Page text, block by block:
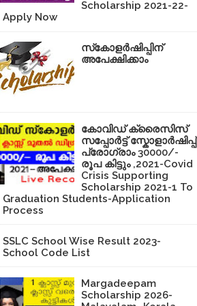
Scholarship 2021-22-
Apply Now
സ്‌കോളർഷിപ്പിന്
അപേക്ഷിക്കാം
കോവിഡ് ക്രൈസിസ്
സപ്പോർട്ട് സ്കോളാർഷിപ്പ്
പ്രോഗ്രാം 30000/-
രൂപ കിട്ടും ,2021-Covid
Crisis Supporting
Scholarship 2021-1 To
Graduation Students-Application
Process
SSLC School Wise Result 2023-
School Code List
Margadeepam
Scholarship 2026-